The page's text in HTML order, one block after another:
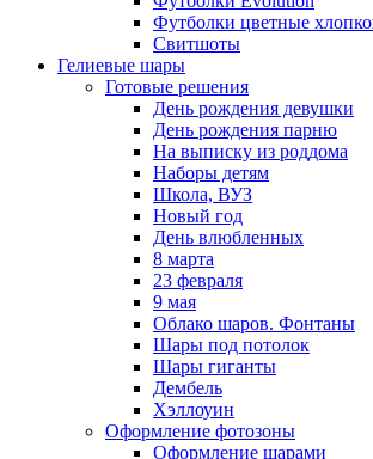
Футболки цветные
Свитшоты
Гелиевые шары
Готовые решения
День рождения девушки
День рождения парню
На выписку из роддома
Наборы детям
Школа, ВУЗ
Новый год
День влюбленных
8 марта
23 февраля
9 мая
Облако шаров. Фонтаны
Шары под потолок
Шары гиганты
Дембель
Хэллоуин
Оформление фотозоны
Оформление шарами